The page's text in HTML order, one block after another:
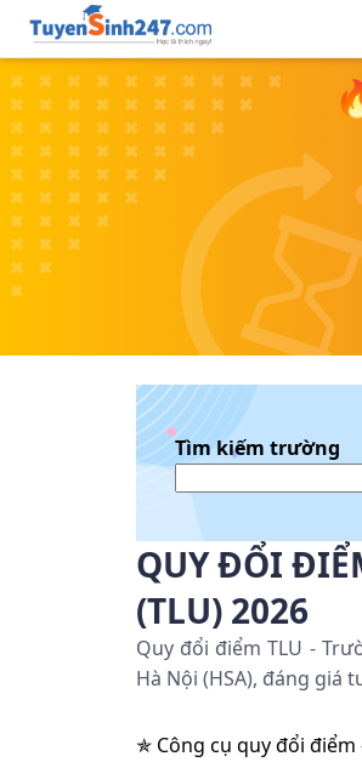
Tìm kiếm trường
QUY ĐỔI
(TLU) 2026
Quy đổi điểm TLU -
Hà Nội (HSA), đáng giá
✯ Công cụ quy đổi điểm